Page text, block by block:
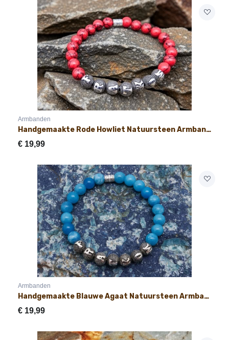
Armbanden
Handgemaakte Rode Howliet Natuursteen Armband met Naam 8mm
€ 19,99
Armbanden
Handgemaakte Blauwe Agaat Natuursteen Armband met Naam 8mm
€ 19,99